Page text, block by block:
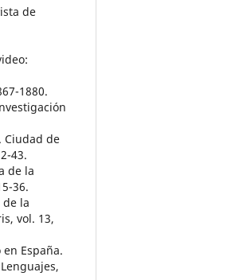
de
1880.
Ciudad de
43.
de la
36.
de la
vol. 13,
España.